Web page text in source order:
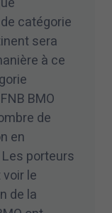
catégorie
sera
à ce
BMO
de
en
porteurs
le
de la